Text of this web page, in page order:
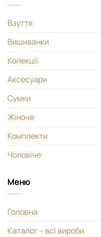
Взуття
Вишиванки
Колекціі
Аксесуари
Сумки
Жіноче
Комплекти
Чоловіче
Меню
Головна
Каталог – всі вироби